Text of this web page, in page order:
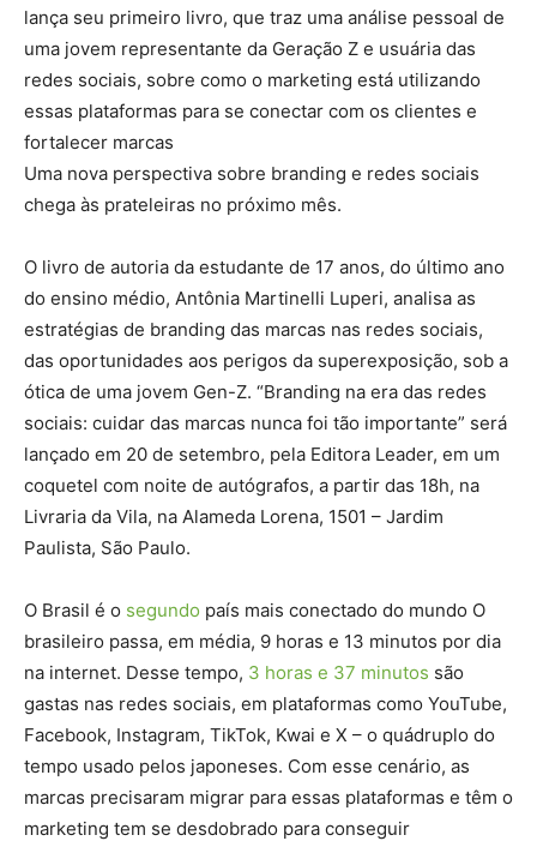
lança seu primeiro livro, que traz uma análise pessoal de
uma jovem representante da Geração Z e usuária das
redes sociais, sobre como o marketing está utilizando
essas plataformas para se conectar com os clientes e
fortalecer marcas
Uma nova perspectiva sobre branding e redes sociais
chega às prateleiras no próximo mês.
O livro de autoria da estudante de 17 anos, do último ano
do ensino médio, Antônia Martinelli Luperi, analisa as
estratégias de branding das marcas nas redes sociais,
das oportunidades aos perigos da superexposição, sob a
ótica de uma jovem Gen-Z. “Branding na era das redes
sociais: cuidar das marcas nunca foi tão importante” será
lançado em 20 de setembro, pela Editora Leader, em um
coquetel com noite de autógrafos, a partir das 18h, na
Livraria da Vila, na Alameda Lorena, 1501 – Jardim
Paulista, São Paulo.
O Brasil é o segundo país mais conectado do mundo O
brasileiro passa, em média, 9 horas e 13 minutos por dia
na internet. Desse tempo, 3 horas e 37 minutos são
gastas nas redes sociais, em plataformas como YouTube,
Facebook, Instagram, TikTok, Kwai e X – o quádruplo do
tempo usado pelos japoneses. Com esse cenário, as
marcas precisaram migrar para essas plataformas e têm o
marketing tem se desdobrado para conseguir